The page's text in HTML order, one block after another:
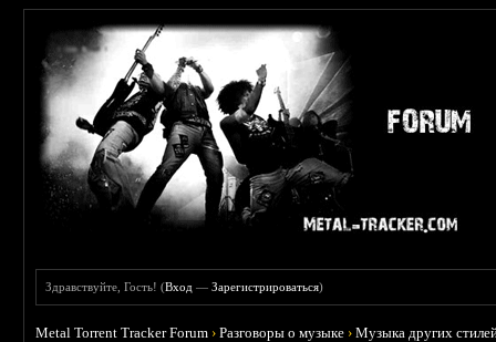
Здравствуйте, Гость! (Вход —Зарегистрироваться)
Metal Torrent Tracker Forum ›Разговоры о музыке ›Музыка других